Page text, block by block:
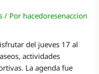
/ Por hacedoresenaccion
del jueves 17 al
actividades
La agenda fue